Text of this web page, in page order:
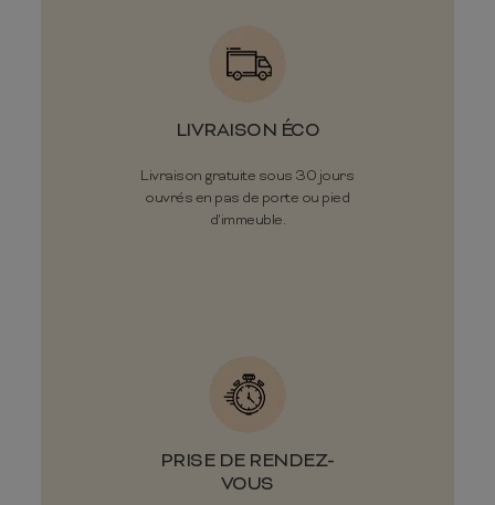
LIVRAISON ÉCO
Livraison gratuite sous 30 jours
ouvrés en pas de porte ou pied
d'immeuble.
PRISE DE RENDEZ-
VOUS